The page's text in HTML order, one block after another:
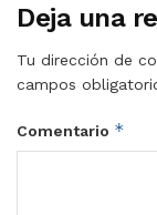
Deja una
Tu dirección de
campos
Comentario *